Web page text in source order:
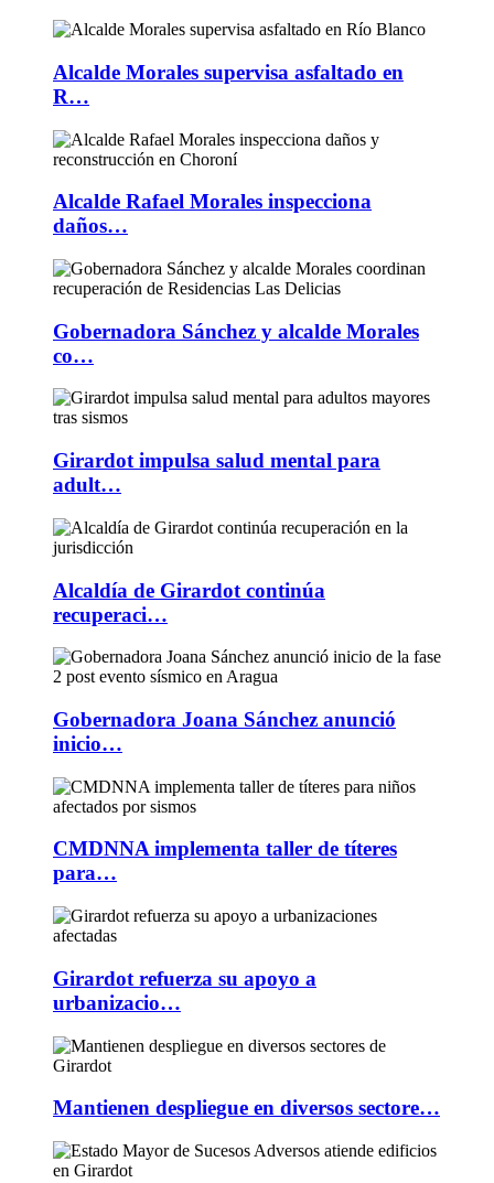
Alcalde Morales supervisa asfaltado en
R…
Alcalde Rafael Morales inspecciona
daños…
Gobernadora Sánchez y alcalde Morales
co…
Girardot impulsa salud mental para
adult…
Alcaldía de Girardot continúa
recuperaci…
Gobernadora Joana Sánchez anunció
inicio…
CMDNNA implementa taller de títeres
para…
Girardot refuerza su apoyo a
urbanizacio…
Mantienen despliegue en diversos sectore…